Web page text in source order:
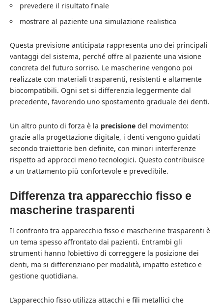
prevedere il risultato finale
mostrare al paziente una simulazione realistica
Questa previsione anticipata rappresenta uno dei principali
vantaggi del sistema, perché offre al paziente una visione
concreta del futuro sorriso. Le mascherine vengono poi
realizzate con materiali trasparenti, resistenti e altamente
biocompatibili. Ogni set si differenzia leggermente dal
precedente, favorendo uno spostamento graduale dei denti.
Un altro punto di forza è la precisione del movimento:
grazie alla progettazione digitale, i denti vengono guidati
secondo traiettorie ben definite, con minori interferenze
rispetto ad approcci meno tecnologici. Questo contribuisce
a un trattamento più confortevole e prevedibile.
Differenza tra apparecchio fisso e
mascherine trasparenti
Il confronto tra apparecchio fisso e mascherine trasparenti è
un tema spesso affrontato dai pazienti. Entrambi gli
strumenti hanno l’obiettivo di correggere la posizione dei
denti, ma si differenziano per modalità, impatto estetico e
gestione quotidiana.
L’apparecchio fisso utilizza attacchi e fili metallici che